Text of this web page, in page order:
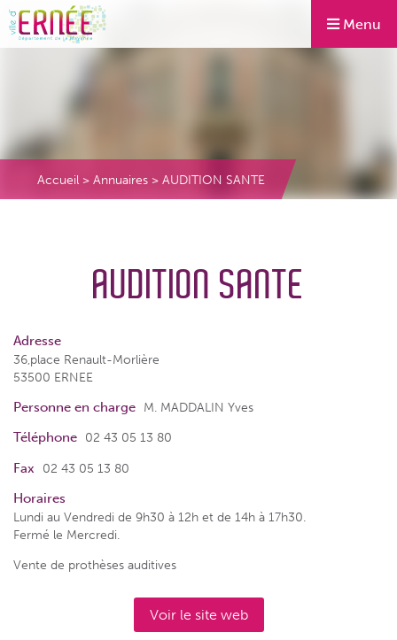
Menu
Accueil > Annuaires > AUDITION SANTE
AUDITION SANTE
Adresse
36,place Renault-Morlière
53500 ERNEE
Personne en charge M. MADDALIN Yves
Téléphone 02 43 05 13 80
Fax
02 43 05 13 80
Horaires
Lundi au Vendredi de 9h30 à 12h et de 14h à 17h30.
Fermé le Mercredi.
Vente de prothèses auditives
Voir le site web